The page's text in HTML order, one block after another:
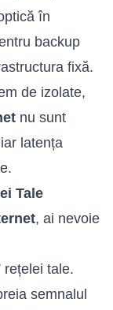
în
backup
fixă.
de izolate,
nu sunt
latența
Tale
, ai nevoie
rețelei tale.
semnalul